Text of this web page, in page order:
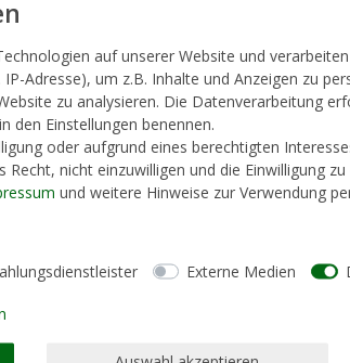
an
um
sein
zur
auf unserer Website und
Adresse), um z.B. Inhalte und Anzeigen zu
zu analysieren. Die Datenverarbeitung
den Einstellungen benennen.
oder aufgrund eines berechtigten
Recht, nicht einzuwilligen und die Einwilligung
und weitere Hinweise zur Verwendung
Externe Medien